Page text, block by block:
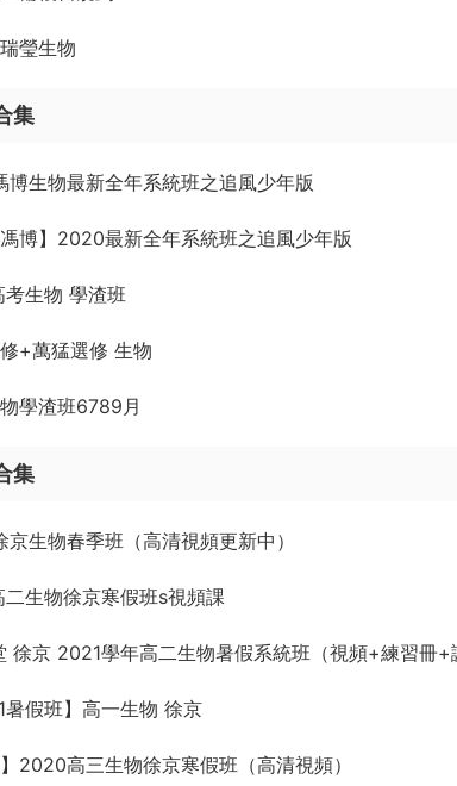
瑩生物
集
生物最新全年系統班之追風少年版
博】2020最新全年系統班之追風少年版
生物 學渣班
+萬猛選修 生物
學渣班6789月
集
生物春季班（高清視頻更新中）
生物徐京寒假班s視頻課
京 2021學年高二生物暑假系統班（視頻+練習冊+
假班】高一生物 徐京
2020高三生物徐京寒假班（高清視頻）